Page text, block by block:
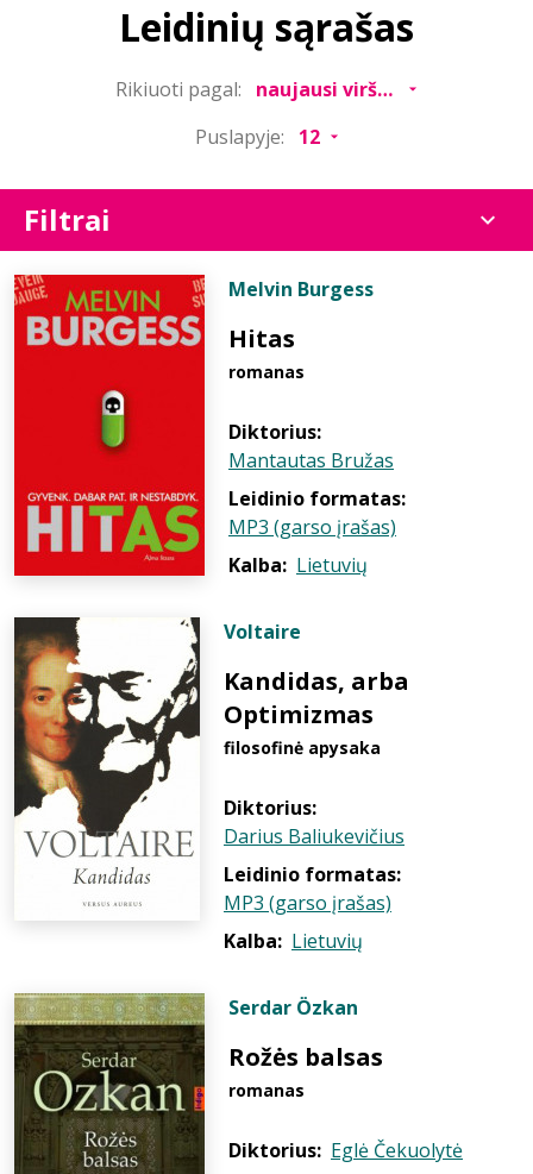
Leidinių sąrašas
Rikiuoti pagal:
Puslapyje:
Filtrai
Melvin Burgess
Hitas
romanas
Diktorius:
Mantautas Bružas
Leidinio formatas:
MP3 (garso įrašas)
Kalba: Lietuvių
Voltaire
Kandidas, arba
Optimizmas
filosofinė apysaka
Diktorius:
Darius Baliukevičius
Leidinio formatas:
MP3 (garso įrašas)
Kalba: Lietuvių
Serdar Özkan
Rožės balsas
romanas
Diktorius: Eglė Čekuolytė